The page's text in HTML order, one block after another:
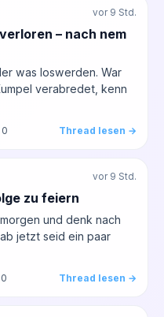
vor 9 Std.
– nach nem
was loswerden. War
verabredet, kenn
0 Thread lesen →
vor 9 Std.
zu feiern
und denk nach
jetzt seid ein paar
Thread lesen →